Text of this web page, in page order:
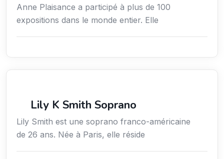
Anne Plaisance a participé à plus de 100
expositions dans le monde entier. Elle
Lily K Smith Soprano
Lily Smith est une soprano franco-américaine
de 26 ans. Née à Paris, elle réside